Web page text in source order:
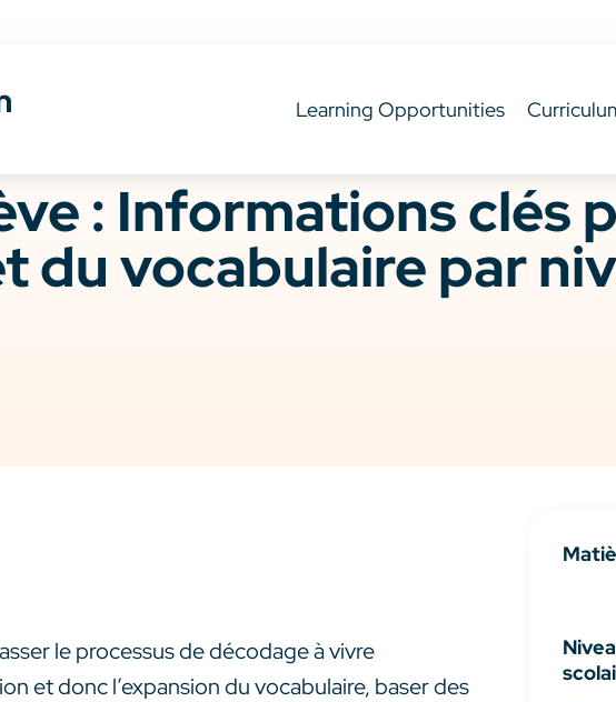
Learning Opportunities
: Informations clés
du vocabulaire par
le processus de décodage à vivre
et donc l’expansion du vocabulaire, baser des